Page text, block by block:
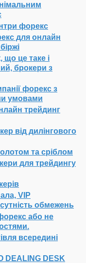
форекс
для онлайн
що це таке і
брокери з
форекс з
умовами
трейдинг
від дилінгового
та сріблом
для трейдингу
VIP
обмежень
або не
всередині
DESK